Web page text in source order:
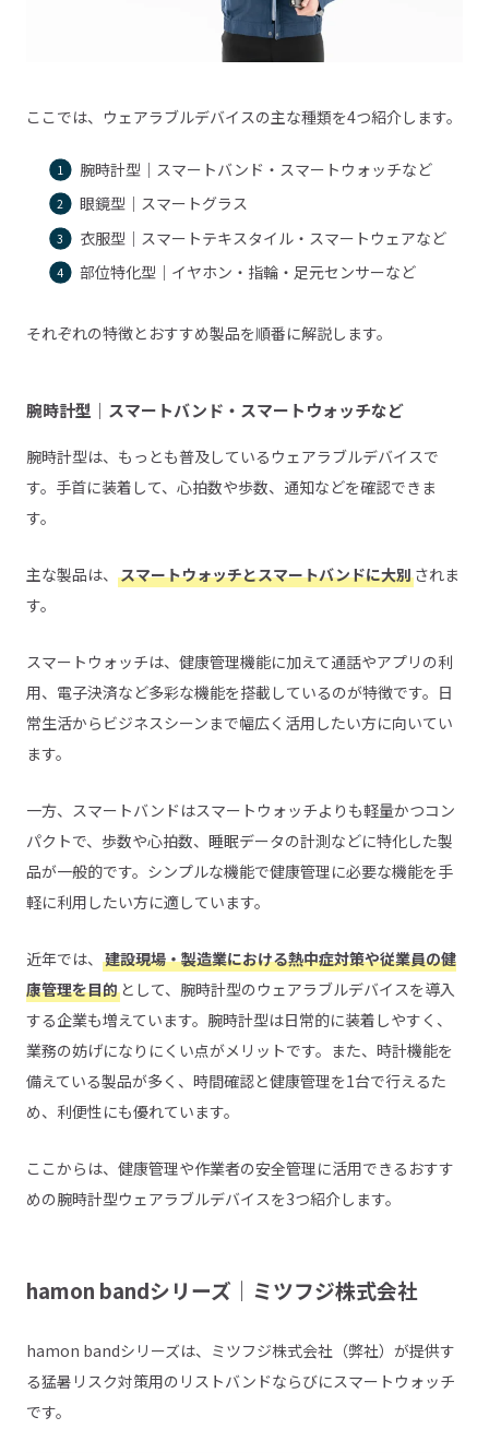
ここでは、ウェアラブルデバイスの主な種類を4つ紹介します。
腕時計型｜スマートバンド・スマートウォッチなど
眼鏡型｜スマートグラス
衣服型｜スマートテキスタイル・スマートウェアなど
部位特化型｜イヤホン・指輪・足元センサーなど
それぞれの特徴とおすすめ製品を順番に解説します。
腕時計型｜スマートバンド・スマートウォッチなど
腕時計型は、もっとも普及しているウェアラブルデバイスで
す。手首に装着して、心拍数や歩数、通知などを確認できま
す。
主な製品は、 スマートウォッチとスマートバンドに大別 されま
す。
スマートウォッチは、健康管理機能に加えて通話やアプリの利
用、電子決済など多彩な機能を搭載しているのが特徴です。日
常生活からビジネスシーンまで幅広く活用したい方に向いてい
ます。
一方、スマートバンドはスマートウォッチよりも軽量かつコン
パクトで、歩数や心拍数、睡眠データの計測などに特化した製
品が一般的です。シンプルな機能で健康管理に必要な機能を手
軽に利用したい方に適しています。
近年では、 建設現場・製造業における熱中症対策や従業員の健
康管理を目的 として、腕時計型のウェアラブルデバイスを導入
する企業も増えています。腕時計型は日常的に装着しやすく、
業務の妨げになりにくい点がメリットです。また、時計機能を
備えている製品が多く、時間確認と健康管理を1台で行えるた
め、利便性にも優れています。
ここからは、健康管理や作業者の安全管理に活用できるおすす
めの腕時計型ウェアラブルデバイスを3つ紹介します。
hamon bandシリーズ｜ミツフジ株式会社
hamon bandシリーズは、ミツフジ株式会社（弊社）が提供す
る猛暑リスク対策用のリストバンドならびにスマートウォッチ
です。